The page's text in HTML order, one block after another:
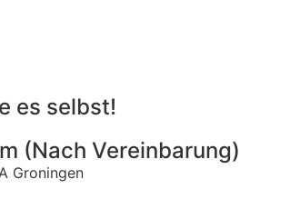
es selbst!
(Nach Vereinbarung)
Groningen